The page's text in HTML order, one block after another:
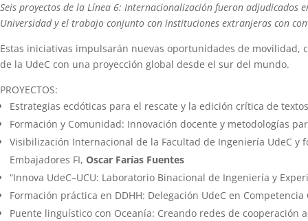
Seis proyectos de la Línea 6: Internacionalización fueron adjudicados
Universidad y el trabajo conjunto con instituciones extranjeras con
Estas iniciativas impulsarán nuevas oportunidades de
de la UdeC con una proyección global desde el sur del mundo.
PROYECTOS:
Estrategias ecdóticas para el rescate y la edición crítica de
Formación y Comunidad: Innovación docente y metodologías
Visibilización Internacional de la Facultad de Ingeniería UdeC
Embajadores FI, Oscar Farías Fuentes
“Innova UdeC–UCU: Laboratorio Binacional de Ingeniería y
Formación práctica en DDHH: Delegación UdeC en
Puente linguístico con Oceanía: Creando redes de